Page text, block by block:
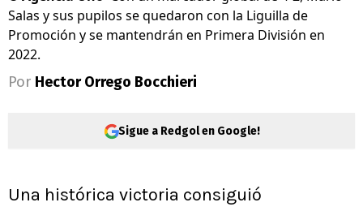
Salas y sus pupilos se quedaron con la Liguilla de
Promoción y se mantendrán en Primera División en
2022.
Por Hector Orrego Bocchieri
Sigue a Redgol en Google!
Una histórica victoria consiguió